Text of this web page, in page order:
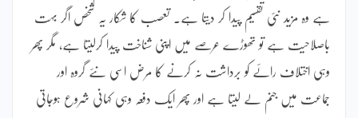
ہے وہ مزید نئی تقسیم پیدا کر دیتا ہے۔ تعصب کا شکار یہ شخص اگر بہت
باصلاحیت ہے تو تھوڑے عرصے میں اپنی شناخت پیدا کرلیتا ہے، مگر پھر
وہی اختلاف رائے کو برداشت نہ کرنے کا مرض اسی نئے گروہ اور
جماعت میں جنم لے لیتا ہے اور پھر ایک دفعہ وہی کہانی شروع ہوجاتی